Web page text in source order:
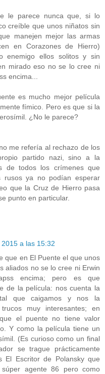
le parece nunca que, si lo
creíble que unos niñatos sin
manejen mejor las armas
en Corazones de Hierro)
enemigo ellos solitos y sin
mirado eso no se lo cree ni
encima...
es mucho mejor película
fímico. Pero es que si la
¿No le parece?
me refería al rechazo de los
partido nazi, sino a la
de todos los crímenes que
rusos ya no podían esperar
que la Cruz de Hierro pasa
punto en particular.
a las 15:32
que en El Puente el que unos
aliados no se lo cree ni Erwin
encima; pero es que
de la película: nos cuenta la
que caigamos y nos la
muy interesantes; en
el puente no tiene valor
Y como la película tiene un
(Es curioso como un final
se trague prácticamente
El Escritor de Polansky que
agente 86 pero como